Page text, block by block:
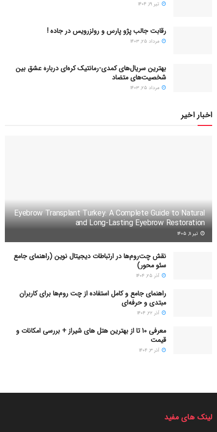
تیر ۱۹, ۱۴۰۴
رقابت جالب پژو پارس و رولزرویس در جاده !
مرداد ۲۵, ۱۴۰۳
بهترین سریال‌های کمدی-رمانتیک کره‌ای دربارۀ عشق بین
شخصیت‌های متضاد
مرداد ۲۵, ۱۴۰۳
اخبار اخیر
Eyebrow Transplant Turkey: A Complete Guide to Natural
and Long-Lasting Eyebrow Restoration
تیر ۱۱, ۱۴۰۵
نقش چت‌روم‌ها در ارتباطات دیجیتال نوین (راهنمای جامع
سئو محور)
آذر ۲۵, ۱۴۰۴
راهنمای جامع و کامل استفاده از چت روم‌ها برای کاربران
مبتدی و حرفه‌ای
آذر ۲۲, ۱۴۰۴
معرفی 10 تا از بهترین هتل های شیراز + بررسی امکانات و
قیمت
آذر ۳, ۱۴۰۴
لینک های مفید